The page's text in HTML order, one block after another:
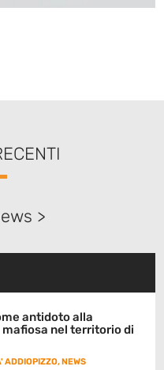
>
antidoto alla
nel territorio di
ADDIOPIZZO,NEWS